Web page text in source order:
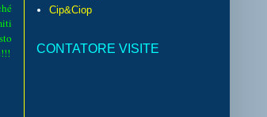
Cip&Ciop
CONTATORE VISITE